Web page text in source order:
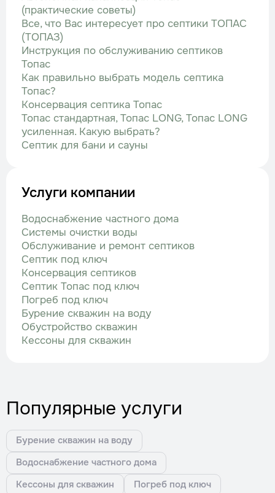
(практические советы)
Все, что Вас интересует про септики ТОПАС
(ТОПАЗ)
Инструкция по обслуживанию септиков
Топас
Как правильно выбрать модель септика
Топас?
Консервация септика Топас
Топас стандартная, Топас LONG, Топас LONG
усиленная. Какую выбрать?
Септик для бани и сауны
Услуги компании
Водоснабжение частного дома
Системы очистки воды
Обслуживание и ремонт септиков
Септик под ключ
Консервация септиков
Септик Топас под ключ
Погреб под ключ
Бурение скважин на воду
Обустройство скважин
Кессоны для скважин
Популярные услуги
Бурение скважин на воду
Водоснабжение частного дома
Кессоны для скважин
Погреб под ключ